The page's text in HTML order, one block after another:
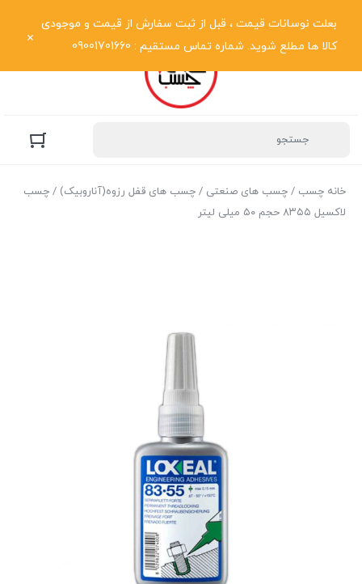
بعلت نوسانات قیمت ، قبل از ثبت سفارش از قیمت و موجودی
کالا ها مطلع شوید. شماره تماس مستقیم : 09001701660
خانه چسب / چسب های صنعتی / چسب های قفل رزوه(آناروبیک) / چسب
لاکسیل ۸۳۵۵ حجم ۵۰ میلی لیتر